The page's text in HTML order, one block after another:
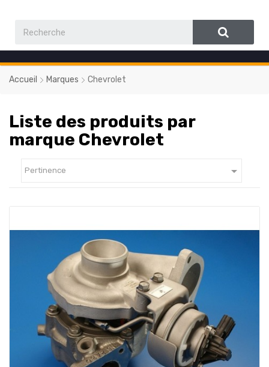
Accueil Marques Chevrolet
Liste des produits par
marque Chevrolet
Pertinence 